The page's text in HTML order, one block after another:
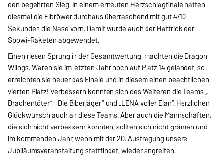
den begehrten Sieg. In einem erneuten Herzschlagfinale hatten
diesmal die Elbröwer durchaus überraschend mit gut 4/10
Sekunden die Nase vorn. Damit wurde auch der Hattrick der
Spowi-Raketen abgewendet.
Einen riesen Sprung in der Gesamtwertung machten die Dragon
Wilngs. Waren sie im letzten Jahr noch auf Platz 14 gelandet, so
erreichten sie heuer das Finale und in diesem einen beachtlichen
vierten Platz! Verbessern konnten sich des Weiteren die Teams „
Drachentöter“, „Die Biberjäger“ und „LENA voller Elan“. Herzlichen
Glückwunsch auch an diese Teams. Aber auch die Mannschaften,
die sich nicht verbessern konnten, sollten sich nicht grämen und
im kommenden Jahr, wenn mit der 20. Austragung unsere
Jubiläumsveranstaltung stattfindet, wieder angreifen.